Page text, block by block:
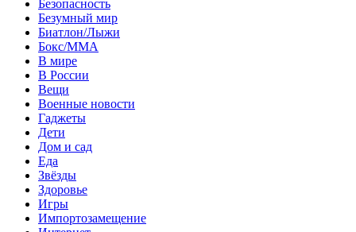
Безопасность
Безумный мир
Биатлон/Лыжи
Бокс/MMA
В мире
В России
Вещи
Военные новости
Гаджеты
Дети
Дом и сад
Еда
Звёзды
Здоровье
Игры
Импортозамещение